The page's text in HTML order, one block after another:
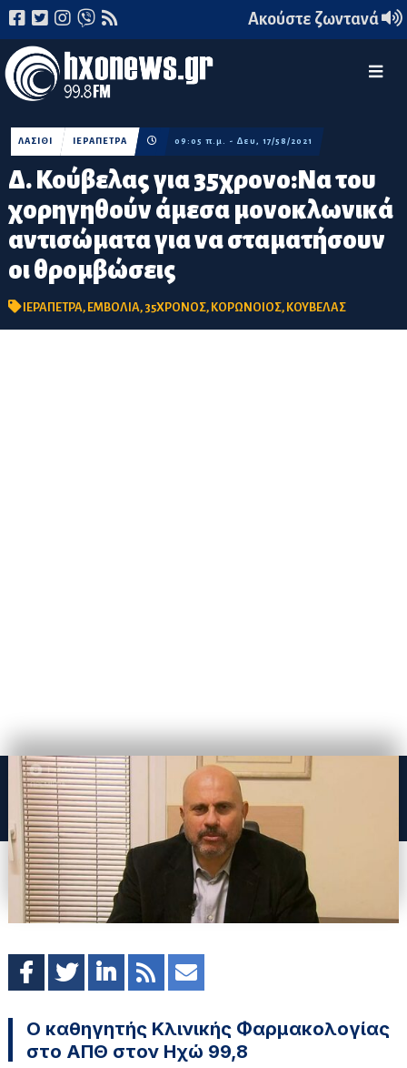
Ακούστε ζωντανά
Δ. Κούβελας για 35χρονο:Να του
χορηγηθούν άμεσα μονοκλωνικά
αντισώματα για να σταματήσουν
οι θρομβώσεις
ΛΑΣΙΘΙ ΙΕΡΑΠΕΤΡΑ 09:05 π.μ. - Δευ, 17/58/2021
ΙΕΡΑΠΕΤΡΑ, ΕΜΒΟΛΙΑ, 35ΧΡΟΝΟΣ, ΚΟΡΩΝΟΙΟΣ, ΚΟΥΒΕΛΑΣ
Ο καθηγητής Κλινικής Φαρμακολογίας
στο ΑΠΘ στον Ηχώ 99,8